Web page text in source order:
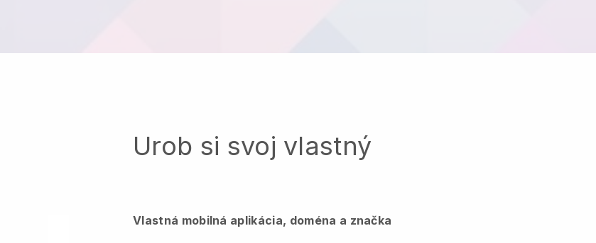
Urob si svoj vlastný
Vlastná mobilná aplikácia, doména a značka